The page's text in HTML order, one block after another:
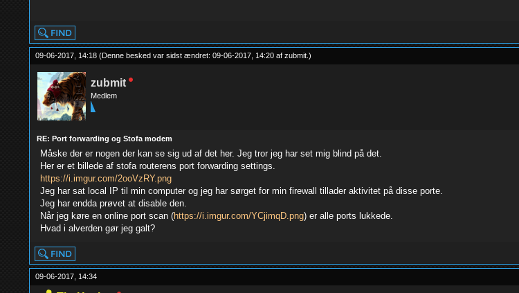
09-06-2017, 14:18 (Denne besked var sidst ændret: 09-06-2017, 14:20 af zubmit. )
zubmit
Medlem
RE: Port forwarding og Stofa modem
Måske der er nogen der kan se sig ud af det her. Jeg tror jeg har set mig blind på det.
Her er et billede af stofa routerens port forwarding settings.
https://i.imgur.com/2ooVzRY.png
Jeg har sat local IP til min computer og jeg har sørget for min firewall tillader aktivitet på disse porte.
Jeg har endda prøvet at disable den.
Når jeg køre en online port scan (https://i.imgur.com/YCjimqD.png) er alle ports lukkede.
Hvad i alverden gør jeg galt?
09-06-2017, 14:34